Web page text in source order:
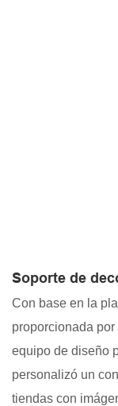
Soporte de
Con base en la
proporcionada
equipo de diseño
personalizó un
tiendas con